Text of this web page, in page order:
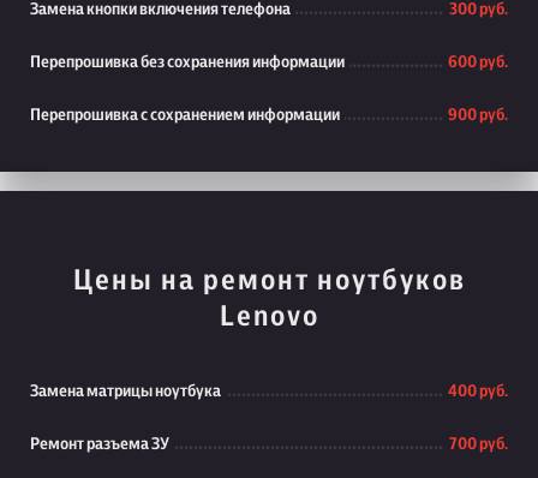
Замена кнопки включения телефона 300 руб.
Перепрошивка без сохранения информации 600 руб.
Перепрошивка с сохранением информации 900 руб.
Цены на ремонт ноутбуков
Lenovo
Замена матрицы ноутбука 400 руб.
Ремонт разъема ЗУ 700 руб.